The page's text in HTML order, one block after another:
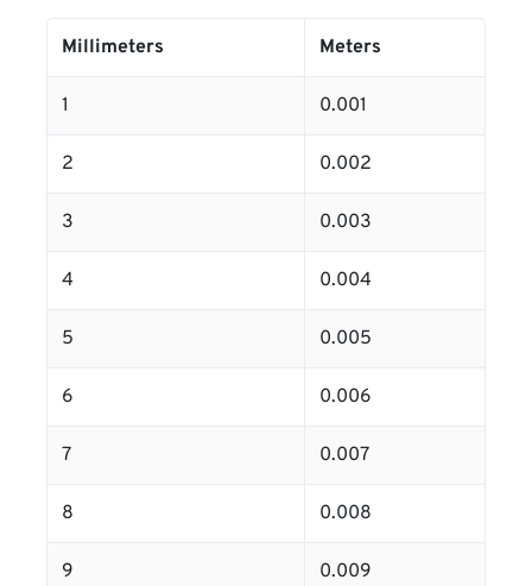
Millimeters Meters
1 0.001
2 0.002
3 0.003
4 0.004
5 0.005
6 0.006
7 0.007
8 0.008
9 0.009